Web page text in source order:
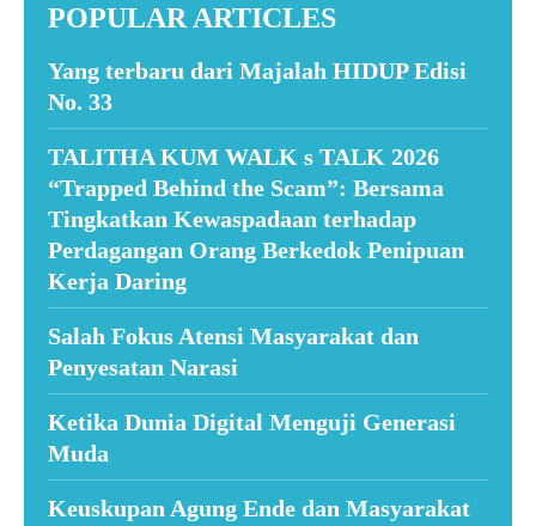
POPULAR ARTICLES
Yang terbaru dari Majalah HIDUP Edisi
No. 33
TALITHA KUM WALK s TALK 2026
“Trapped Behind the Scam”: Bersama
Tingkatkan Kewaspadaan terhadap
Perdagangan Orang Berkedok Penipuan
Kerja Daring
Salah Fokus Atensi Masyarakat dan
Penyesatan Narasi
Ketika Dunia Digital Menguji Generasi
Muda
Keuskupan Agung Ende dan Masyarakat